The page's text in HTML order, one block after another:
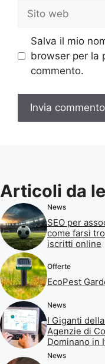
Sito
web
Salva il mio
browser per la
commento.
Articoli da
News
SEO per
come farsi
iscritti online
Offerte
EcoPest
News
I Giganti
Agenzie di
Dominano in
News